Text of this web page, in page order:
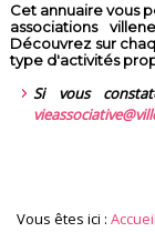
Cet annuaire vous
associations
Découvrez sur
type d'activités
Si vous
Vous êtes ici :Accueil